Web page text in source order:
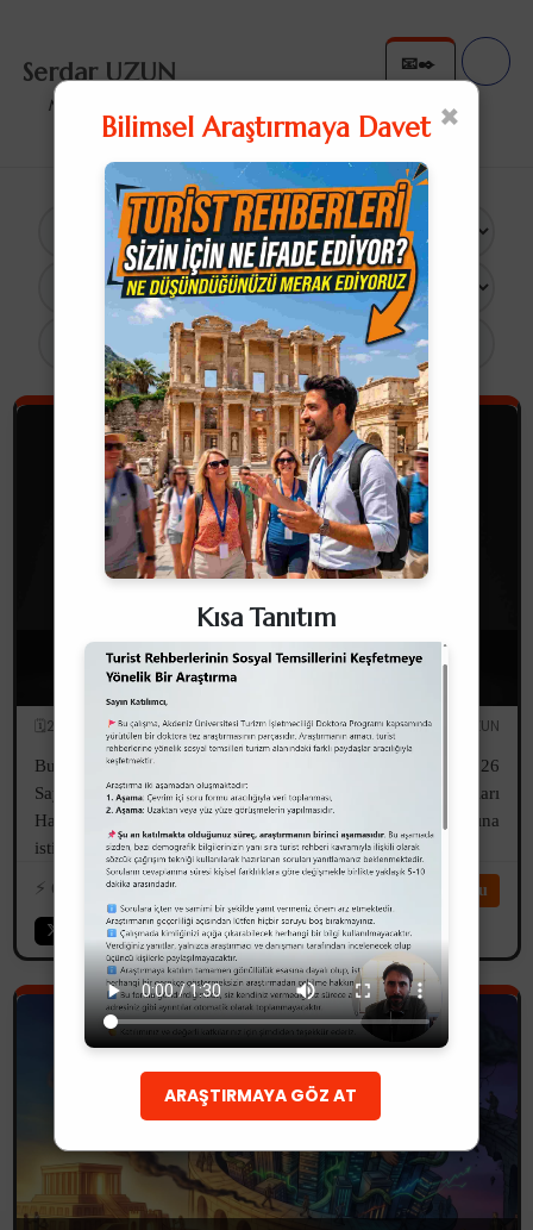
Serdar UZUN
Nullius in Verba
📧✒️
12 Sonuç
Turist Rehberliği
6326 Sayılı Turist Rehberliği Meslek Kanunu
Değişikliğine İlişkin Önerilerim
🗓️28.04.2026 ✏️Serdar UZUN
Bu yazım, 18.03.2026 tarihli ve 2026/03/303 sayılı ve "6326
Sayılı Turist Rehberliği Meslek Kanunu Değişiklik Çalışmaları
Hakkında Kurum Görüşü" konulu TUREB'in yazısına
istinaden görüşlerimi içermektedir.
⚡️ 605 ⏱️14dk Devamını Oku
Akademik
×
Bilimsel Araştırmaya Davet
Kısa Tanıtım
ARAŞTIRMAYA GÖZ AT